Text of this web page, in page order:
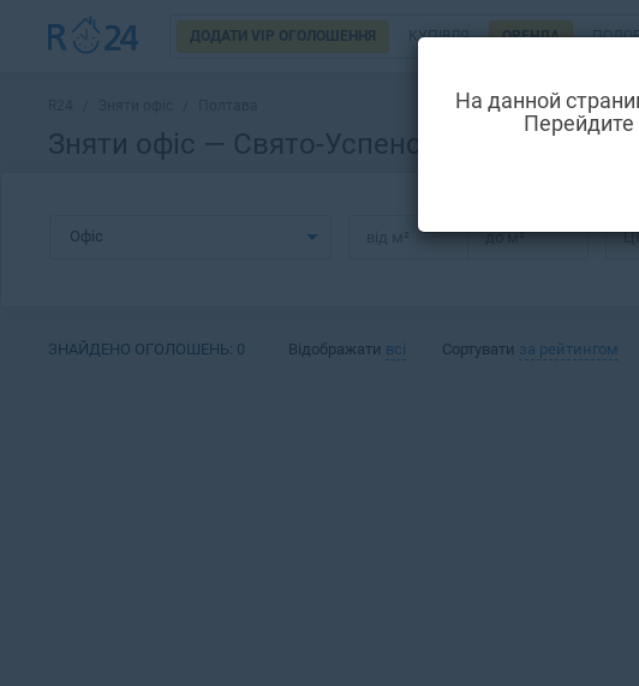
ДОДАТИ VIP ОГОЛОШЕННЯ КУПІВЛЯ ОРЕНДА
Зняти офіс — Свято-Успенський
Офіс дом²
ЗНАЙДЕНО ОГОЛОШЕНЬ: 0 Відображати всі Сортувати за рейтингом
На данной
Перейдите